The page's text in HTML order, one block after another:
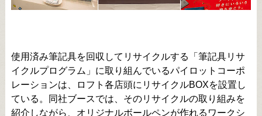
使用済み筆記具を回収してリサイクルする「筆記具リサ
イクルプログラム」に取り組んでいるパイロットコーポ
レーションは、ロフト各店頭にリサイクルBOXを設置し
ている。同社ブースでは、そのリサイクルの取り組みを
紹介しながら、オリジナルボールペンが作れるワークシ